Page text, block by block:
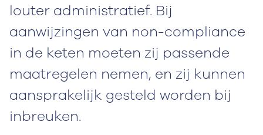
louter administratief. Bij
aanwijzingen van non-compliance
in de keten moeten zij passende
maatregelen nemen, en zij kunnen
aansprakelijk gesteld worden bij
inbreuken.